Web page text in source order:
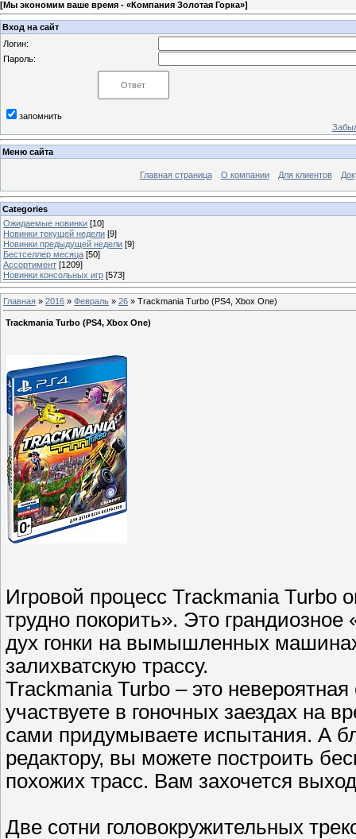
[Мы экономим ваше время - «Компания Золотая Горка»]
Вход на сайт
Логин:
Пароль:
запомнить
Меню сайта
Главная страница О компании Для клиентов
Categories
Ожидаемые новинки [10]
Новинки текущей недели [9]
Новинки предыдущей недели [9]
Бестселлер месяца [50]
Ассортимент [1209]
Новинки консольных игр [573]
Главная » 2016 » Февраль » 26 » Trackmania Turbo (PS4, Xbox One)
Trackmania Turbo (PS4, Xbox One)
Игровой процесс Trackmania Turbo
трудно покорить». Это
дух гонки на вымышленных
залихватскую трассу.
Trackmania Turbo – это
участвуете в гоночных заездах на
сами придумываете испытания. А
редактору, вы можете построить
похожих трасс. Вам захочется
Две сотни головокружительных